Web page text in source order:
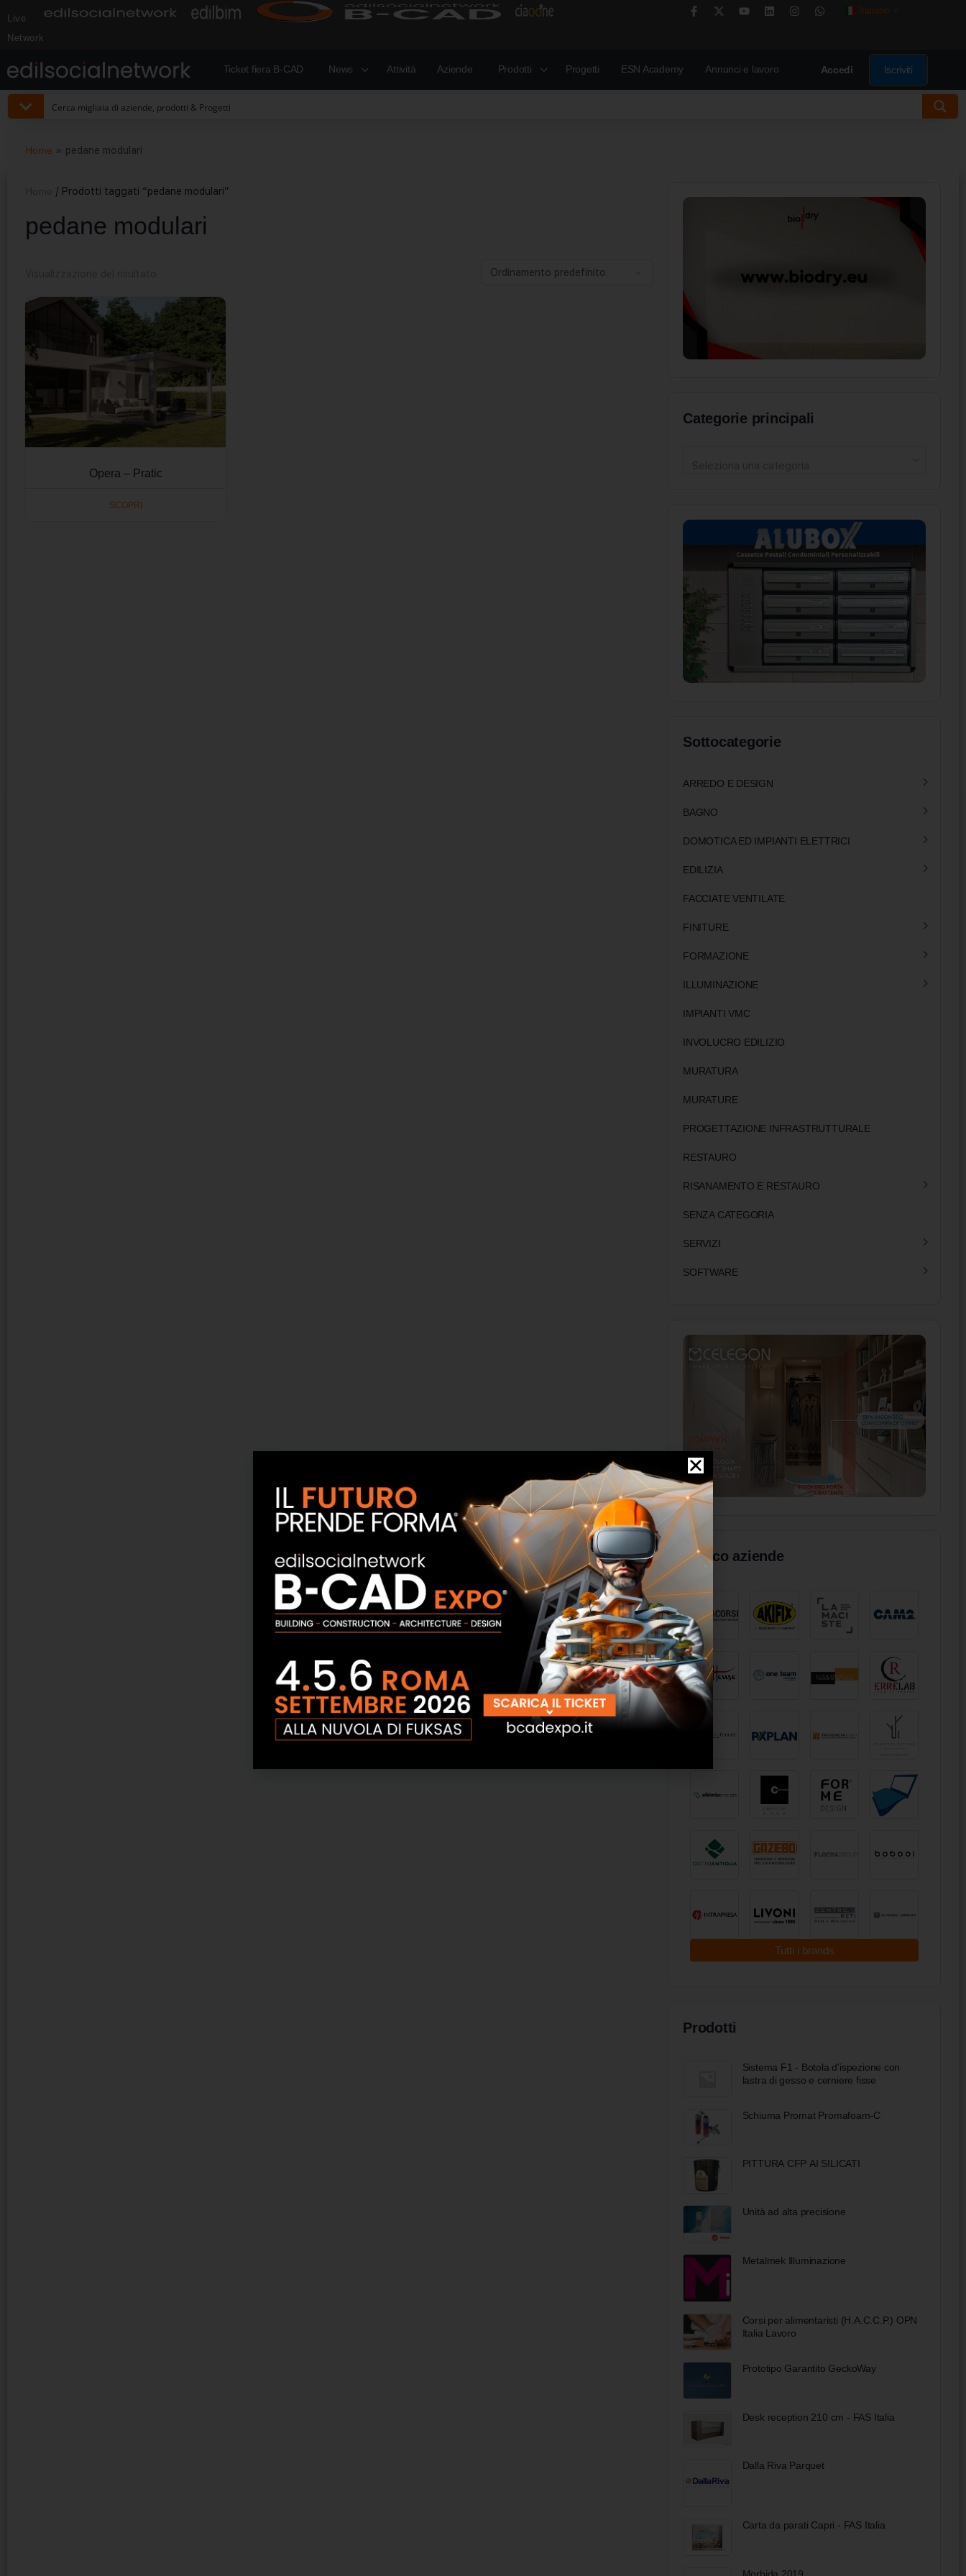
Live
Network
Italiano
Ticket fiera B-CAD News Attività Aziende Prodotti Progetti ESN Academy Annunci e lavoro Accedi Iscriviti
Home » pedane modulari
/ Prodotti taggati “pedane modulari”
pedane modulari
Opera – Pratic
SCOPRI
Categorie principali
Sottocategorie
ARREDO E DESIGN
BAGNO
DOMOTICA ED IMPIANTI ELETTRICI
EDILIZIA
FACCIATE VENTILATE
FINITURE
FORMAZIONE
ILLUMINAZIONE
IMPIANTI VMC
INVOLUCRO EDILIZIO
MURATURA
MURATURE
PROGETTAZIONE INFRASTRUTTURALE
RESTAURO
RISANAMENTO E RESTAURO
SENZA CATEGORIA
SERVIZI
SOFTWARE
Elenco aziende
Tutti i brands
Prodotti
Sistema F1 - Botola d'ispezione con
lastra di gesso e cerniere fisse
Schiuma Promat Promafoam-C
PITTURA CFP AI SILICATI
Unità ad alta precisione
Metalmek Illuminazione
Corsi per alimentaristi (H.A.C.C.P.) OPN
Italia Lavoro
Prototipo Garantito GeckoWay
Desk reception 210 cm - FAS Italia
Dalla Riva Parquet
Carta da parati Capri - FAS Italia
Morbida 2019